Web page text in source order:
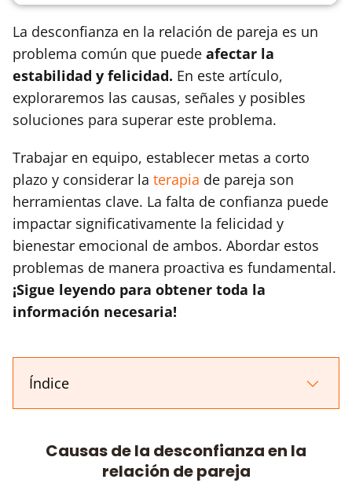
La desconfianza en la relación de pareja es un
problema común que puede afectar la
estabilidad y felicidad. En este artículo,
exploraremos las causas, señales y posibles
soluciones para superar este problema.
Trabajar en equipo, establecer metas a corto
plazo y considerar la terapia de pareja son
herramientas clave. La falta de confianza puede
impactar significativamente la felicidad y
bienestar emocional de ambos. Abordar estos
problemas de manera proactiva es fundamental.
¡Sigue leyendo para obtener toda la
información necesaria!
Índice
Causas de la desconfianza en la
relación de pareja